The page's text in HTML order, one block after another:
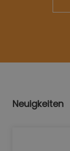
Neuigkeiten